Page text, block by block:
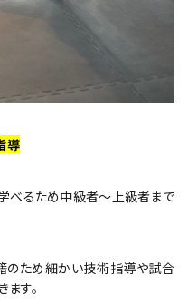
導
べるため中級者～上級者まで
のため細かい技術指導や試合
す。